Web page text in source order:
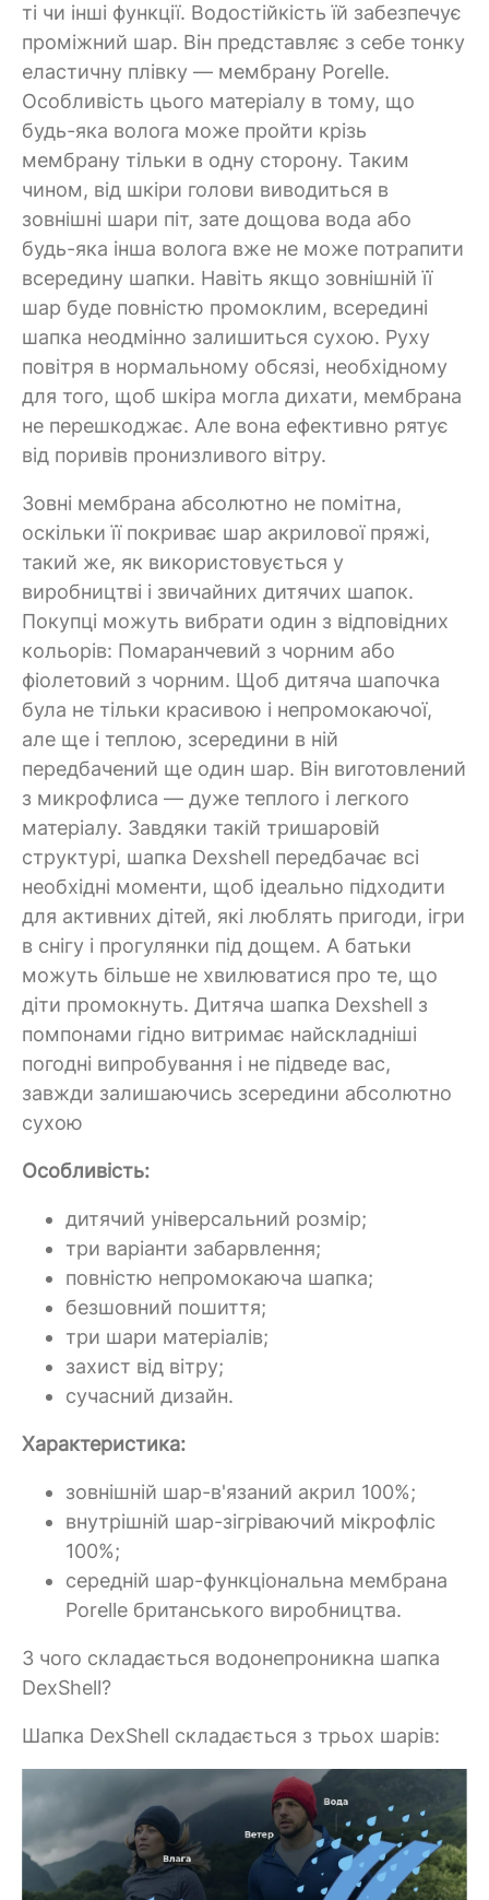
ті чи інші функції. Водостійкість їй забезпечує
проміжний шар. Він представляє з себе тонку
еластичну плівку — мембрану Porelle.
Особливість цього матеріалу в тому, що
будь-яка волога може пройти крізь
мембрану тільки в одну сторону. Таким
чином, від шкіри голови виводиться в
зовнішні шари піт, зате дощова вода або
будь-яка інша волога вже не може потрапити
всередину шапки. Навіть якщо зовнішній її
шар буде повністю промоклим, всередині
шапка неодмінно залишиться сухою. Руху
повітря в нормальному обсязі, необхідному
для того, щоб шкіра могла дихати, мембрана
не перешкоджає. Але вона ефективно рятує
від поривів пронизливого вітру.
Зовні мембрана абсолютно не помітна,
оскільки її покриває шар акрилової пряжі,
такий же, як використовується у
виробництві і звичайних дитячих шапок.
Покупці можуть вибрати один з відповідних
кольорів: Помаранчевий з чорним або
фіолетовий з чорним. Щоб дитяча шапочка
була не тільки красивою і непромокаючої,
але ще і теплою, зсередини в ній
передбачений ще один шар. Він виготовлений
з микрофлиса — дуже теплого і легкого
матеріалу. Завдяки такій тришаровій
структурі, шапка Dexshell передбачає всі
необхідні моменти, щоб ідеально підходити
для активних дітей, які люблять пригоди, ігри
в снігу і прогулянки під дощем. А батьки
можуть більше не хвилюватися про те, що
діти промокнуть. Дитяча шапка Dexshell з
помпонами гідно витримає найскладніші
погодні випробування і не підведе вас,
завжди залишаючись зсередини абсолютно
сухою
Особливість:
дитячий універсальний розмір;
три варіанти забарвлення;
повністю непромокаюча шапка;
безшовний пошиття;
три шари матеріалів;
захист від вітру;
сучасний дизайн.
Характеристика:
зовнішній шар-в'язаний акрил 100%;
внутрішній шар-зігріваючий мікрофліс
100%;
середній шар-функціональна мембрана
Porelle британського виробництва.
З чого складається водонепроникна шапка
DexShell?
Шапка DexShell складається з трьох шарів: